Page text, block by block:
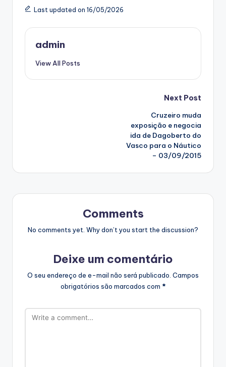
Last updated on 16/05/2026
admin
View All Posts
Next Post
Cruzeiro muda
exposição e negocia
ida de Dagoberto do
Vasco para o Náutico
– 03/09/2015
Comments
No comments yet. Why don’t you start the discussion?
Deixe um comentário
O seu endereço de e-mail não será publicado. Campos
obrigatórios são marcados com *